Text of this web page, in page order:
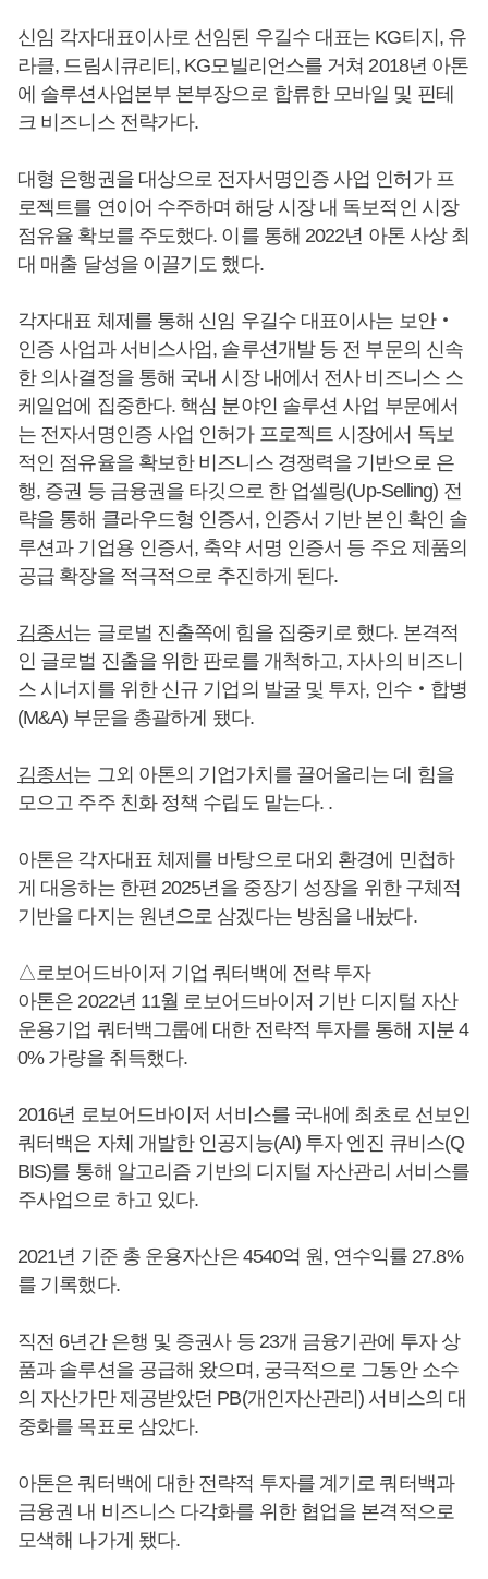
신임 각자대표이사로 선임된 우길수 대표는 KG티지, 유
라클, 드림시큐리티, KG모빌리언스를 거쳐 2018년 아톤
에 솔루션사업본부 본부장으로 합류한 모바일 및 핀테
크 비즈니스 전략가다.
대형 은행권을 대상으로 전자서명인증 사업 인허가 프
로젝트를 연이어 수주하며 해당 시장 내 독보적인 시장
점유율 확보를 주도했다. 이를 통해 2022년 아톤 사상 최
대 매출 달성을 이끌기도 했다.
각자대표 체제를 통해 신임 우길수 대표이사는 보안‧
인증 사업과 서비스사업, 솔루션개발 등 전 부문의 신속
한 의사결정을 통해 국내 시장 내에서 전사 비즈니스 스
케일업에 집중한다. 핵심 분야인 솔루션 사업 부문에서
는 전자서명인증 사업 인허가 프로젝트 시장에서 독보
적인 점유율을 확보한 비즈니스 경쟁력을 기반으로 은
행, 증권 등 금융권을 타깃으로 한 업셀링(Up-Selling) 전
략을 통해 클라우드형 인증서, 인증서 기반 본인 확인 솔
루션과 기업용 인증서, 축약 서명 인증서 등 주요 제품의
공급 확장을 적극적으로 추진하게 된다.
김종서는 글로벌 진출쪽에 힘을 집중키로 했다. 본격적
인 글로벌 진출을 위한 판로를 개척하고, 자사의 비즈니
스 시너지를 위한 신규 기업의 발굴 및 투자, 인수‧합병
(M&A) 부문을 총괄하게 됐다.
김종서는 그외 아톤의 기업가치를 끌어올리는 데 힘을
모으고 주주 친화 정책 수립도 맡는다. .
아톤은 각자대표 체제를 바탕으로 대외 환경에 민첩하
게 대응하는 한편 2025년을 중장기 성장을 위한 구체적
기반을 다지는 원년으로 삼겠다는 방침을 내놨다.
△로보어드바이저 기업 쿼터백에 전략 투자
아톤은 2022년 11월 로보어드바이저 기반 디지털 자산
운용기업 쿼터백그룹에 대한 전략적 투자를 통해 지분 4
0% 가량을 취득했다.
2016년 로보어드바이저 서비스를 국내에 최초로 선보인
쿼터백은 자체 개발한 인공지능(AI) 투자 엔진 큐비스(Q
BIS)를 통해 알고리즘 기반의 디지털 자산관리 서비스를
주사업으로 하고 있다.
2021년 기준 총 운용자산은 4540억 원, 연수익률 27.8%
를 기록했다.
직전 6년간 은행 및 증권사 등 23개 금융기관에 투자 상
품과 솔루션을 공급해 왔으며, 궁극적으로 그동안 소수
의 자산가만 제공받았던 PB(개인자산관리) 서비스의 대
중화를 목표로 삼았다.
아톤은 쿼터백에 대한 전략적 투자를 계기로 쿼터백과
금융권 내 비즈니스 다각화를 위한 협업을 본격적으로
모색해 나가게 됐다.